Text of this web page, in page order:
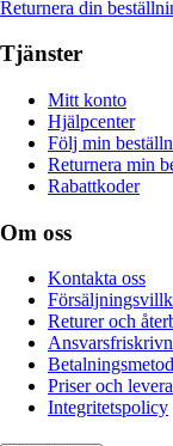
Returnera din
Tjänster
Mitt konto
Hjälpcenter
Följ min
Returnera min
Rabattkoder
Om oss
Kontakta oss
Returer och
Priser och
Integritetspolicy